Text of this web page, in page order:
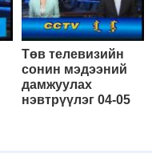
Төв телевизийн
сонин мэдээний
дамжуулах
нэвтрүүлэг 04-05